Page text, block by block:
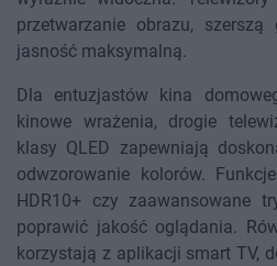
przetwarzanie obrazu,
jasność maksymalną.
Dla entuzjastów kina
kinowe wrażenia, drogie
klasy QLED zapewniają
odwzorowanie kolorów.
HDR10+ czy zaawansowane
poprawić jakość oglądania.
korzystają z aplikacji smart TV,